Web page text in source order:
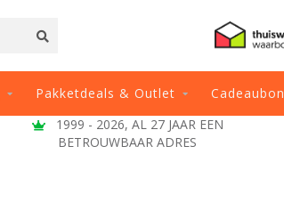
Pakketdeals & Outlet Cadeaubon
1999 - 2026, AL 27 JAAR EEN
BETROUWBAAR ADRES